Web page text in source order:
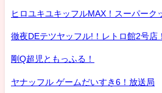
ヒロユキユキッフルMAX！スーパーク
徹夜DEテツヤッフル!！レトロ館2号店！
剛Q超児ともっふる！
ヤナッフル ゲームだいすき6！放送局